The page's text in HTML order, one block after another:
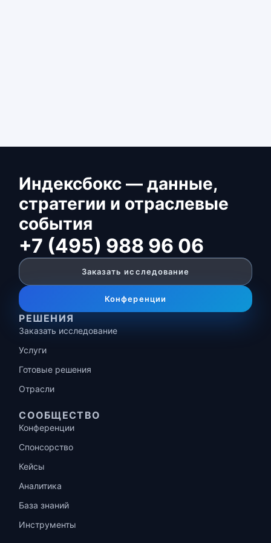
Индексбокс — данные,
стратегии и отраслевые
события
+7 (495) 988 96 06
Заказать исследование
Конференции
РЕШЕНИЯ
Заказать исследование
Услуги
Готовые решения
Отрасли
СООБЩЕСТВО
Конференции
Спонсорство
Кейсы
Аналитика
База знаний
Инструменты